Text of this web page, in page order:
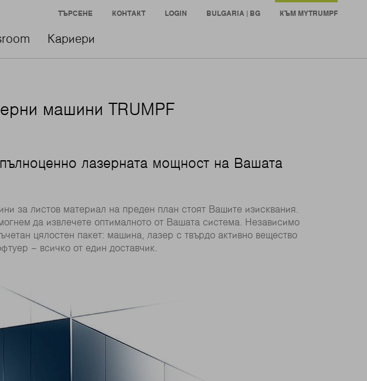
Кариери
ТЪРСЕНЕ КОНТАКТ LOGIN BULGARIA | BG КЪМ MYTRUMPF
машини TRUMPF
лазерната мощност на Вашата
за листов материал на преден план стоят Вашите изисквания.
да извлечете оптималното от Вашата система. Независимо
цялостен пакет: машина, лазер с твърдо активно вещество
– всичко от един доставчик.